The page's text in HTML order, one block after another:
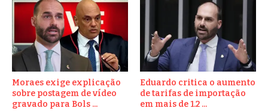
Moraes exige explicação
sobre postagem de vídeo
gravado para Bols ...
Eduardo critica o aumento
de tarifas de importação
em mais de 1.2 ...